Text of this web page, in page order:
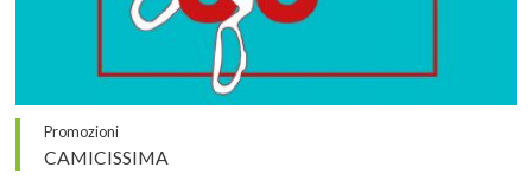
Promozioni
CAMICISSIMA